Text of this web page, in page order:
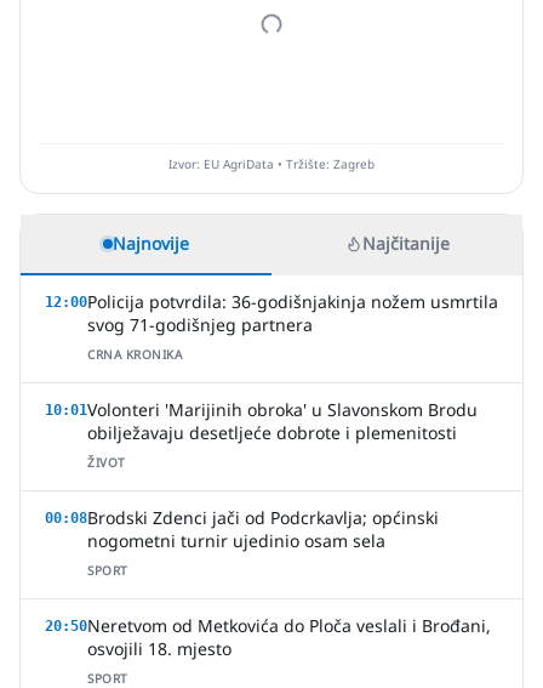
Izvor: EU AgriData • Tržište: Zagreb
Najnovije Najčitanije
12:00Policija potvrdila: 36-godišnjakinja nožem usmrtila
svog 71-godišnjeg partnera
CRNA KRONIKA
10:01Volonteri 'Marijinih obroka' u Slavonskom Brodu
obilježavaju desetljeće dobrote i plemenitosti
ŽIVOT
00:08Brodski Zdenci jači od Podcrkavlja; općinski
nogometni turnir ujedinio osam sela
SPORT
20:50Neretvom od Metkovića do Ploča veslali i Brođani,
osvojili 18. mjesto
SPORT